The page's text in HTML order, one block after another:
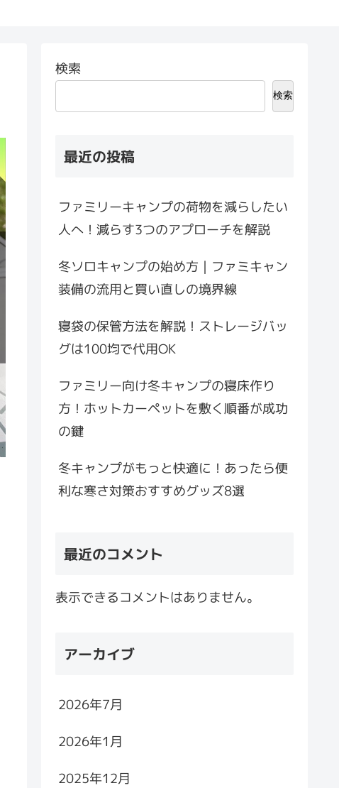
検索
検索
最近の投稿
ファミリーキャンプの荷物を減らしたい
人へ！減らす3つのアプローチを解説
冬ソロキャンプの始め方｜ファミキャン
装備の流用と買い直しの境界線
寝袋の保管方法を解説！ストレージバッ
グは100均で代用OK
ファミリー向け冬キャンプの寝床作り
方！ホットカーペットを敷く順番が成功
の鍵
冬キャンプがもっと快適に！あったら便
利な寒さ対策おすすめグッズ8選
最近のコメント
表示できるコメントはありません。
アーカイブ
2026年7月
2026年1月
2025年12月